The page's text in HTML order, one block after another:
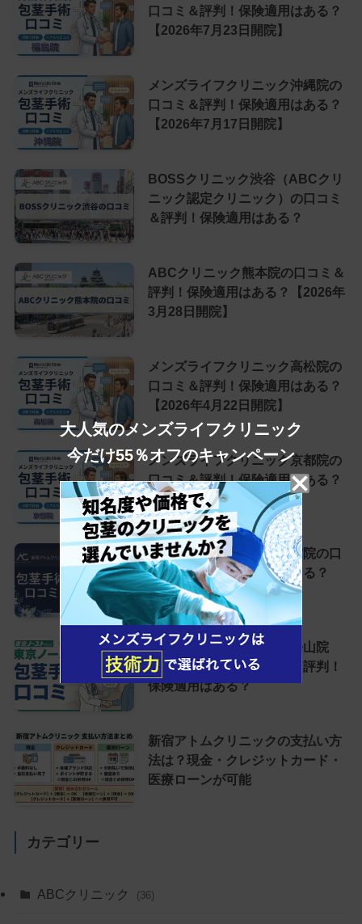
口コミ＆評判！保険適用はある？
【2026年7月23日開院】
メンズライフクリニック沖縄院の
口コミ＆評判！保険適用はある？
【2026年7月17日開院】
BOSSクリニック渋谷（ABCクリ
ニック認定クリニック）の口コミ
＆評判！保険適用はある？
ABCクリニック熊本院の口コミ＆
評判！保険適用はある？【2026年
3月28日開院】
メンズライフクリニック高松院の
口コミ＆評判！保険適用はある？
【2026年4月22日開院】
メンズライフクリニック京都院の
口コミ＆評判！保険適用はある？
【2026年4月18日開院】
新宿アトムクリニック新宿院の口
コミ＆評判！保険適用はある？
東京ノーストクリニック松山院
（開院準備中）の口コミ＆評判！
保険適用はある？
新宿アトムクリニックの支払い方
法は？現金・クレジットカード・
医療ローンが可能
カテゴリー
ABCクリニック (36)
大人気のメンズライフクリニック
今だけ55％オフのキャンペーン